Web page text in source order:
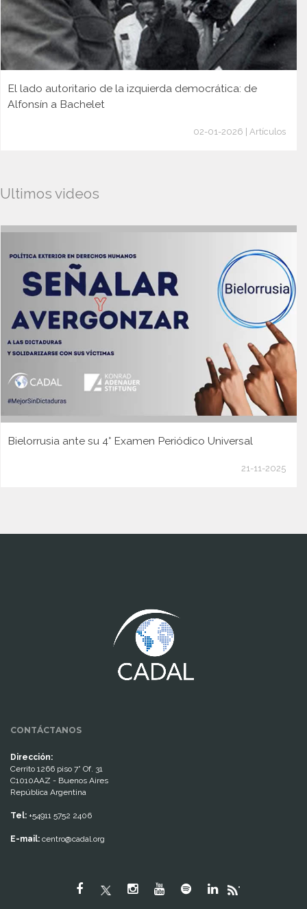
El lado autoritario de la izquierda democrática: de
Alfonsín a Bachelet
02-01-2026 | Artículos
Ultimos videos
Bielorrusia ante su 4° Examen Periódico Universal
21-11-2025
CONTÁCTANOS
Dirección:
Cerrito 1266 piso 7° Of. 31
C1010AAZ - Buenos Aires
República Argentina
Tel: +54911 5752 2406
E-mail: centro@cadal.org
"